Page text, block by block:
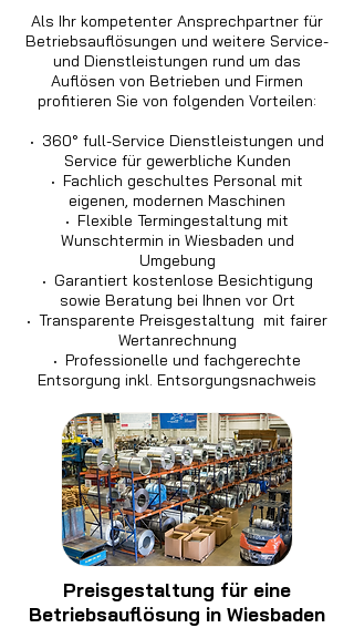
Als Ihr kompetenter Ansprechpartner für
Betriebsauflösungen und weitere Service-
und Dienstleistungen rund um das
Auflösen von Betrieben und Firmen
profitieren Sie von folgenden Vorteilen:
· 360° full-Service Dienstleistungen und
Service für gewerbliche Kunden
· Fachlich geschultes Personal mit
eigenen, modernen Maschinen
· Flexible Termingestaltung mit
Wunschtermin in Wiesbaden und
Umgebung
·Garantiert kostenlose Besichtigung
sowie Beratung bei Ihnen vor Ort
· Transparente Preisgestaltung mit fairer
Wertanrechnung
· Professionelle und fachgerechte
Entsorgung inkl. Entsorgungsnachweis
Preisgestaltung für eine
Betriebsauflösung in Wiesbaden